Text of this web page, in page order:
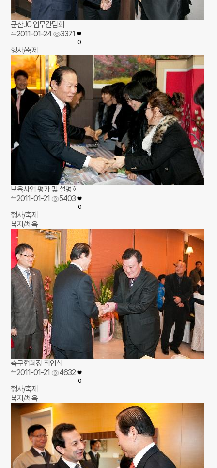
군산JC 업무간담회
2011-01-24
3371
0
행사/축제
보육사업 평가 및 설명회
2011-01-21
5403
0
행사/축제
복지/체육
축구협회장 취임식
2011-01-21
4632
0
행사/축제
복지/체육